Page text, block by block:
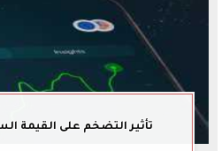
تأثير التضخم على القيمة